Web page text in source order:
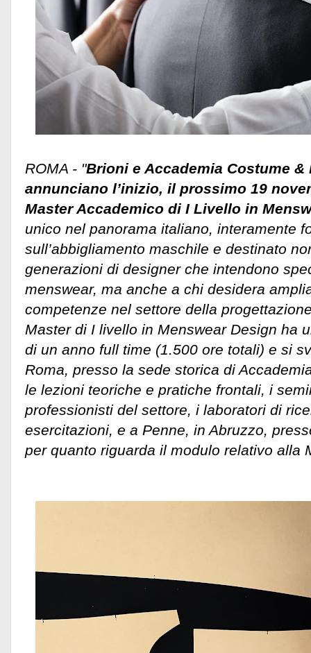
ROMA - "Brioni e Accademia Costume &
annunciano l’inizio, il prossimo 19
Master Accademico di I Livello in
unico nel panorama italiano, interamente
sull’abbigliamento maschile e destinato
generazioni di designer che intendono
menswear, ma anche a chi desidera
competenze nel settore della
Master di I livello in Menswear Design ha
di un anno full time (1.500 ore totali) e si
Roma, presso la sede storica di
le lezioni teoriche e pratiche frontali, i
professionisti del settore, i laboratori di
esercitazioni, e a Penne, in Abruzzo,
per quanto riguarda il modulo relativo alla